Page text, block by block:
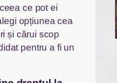
ce pot ei
opțiunea cea
și cărui scop
pentru a fi un